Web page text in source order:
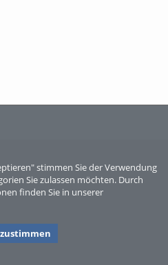
stimmen Sie der Verwendung
Sie zulassen möchten. Durch
finden Sie in unserer
Sperber